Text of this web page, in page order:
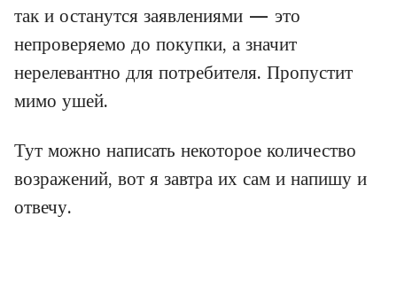
так и останутся заявлениями — это
непроверяемо до покупки, а значит
нерелевантно для потребителя. Пропустит
мимо ушей.
Тут можно написать некоторое количество
возражений, вот я завтра их сам и напишу и
отвечу.